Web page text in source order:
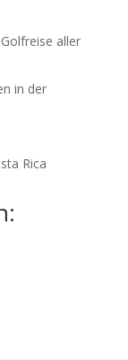
aller
in der
Rica